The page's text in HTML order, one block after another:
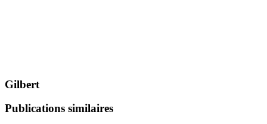
Gilbert
Publications similaires